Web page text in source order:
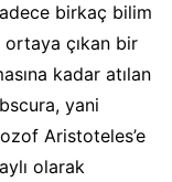
birkaç bilim
ortaya çıkan bir
kadar atılan
yani
Aristoteles’e
olarak